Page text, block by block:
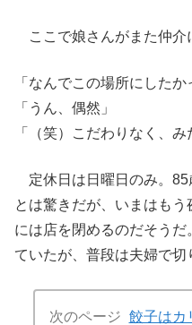
ここで娘さんがまた仲介
「なんでこの場所にしたか
「うん、偶然」
「（笑）こだわりなく、み
定休日は日曜日のみ。85
とは驚きだが、いまはも
には店を閉めるのだそう
ていたが、普段は夫婦で切
次のページ 餃子はカ